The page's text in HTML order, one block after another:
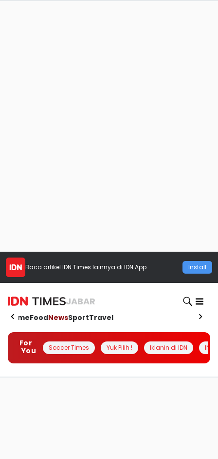
Baca artikel IDN Times lainnya di IDN App Install
JABAR
HomeFoodNewsSportTravel
For
You
Soccer Times Yuk Pilih ! Iklanin di IDN